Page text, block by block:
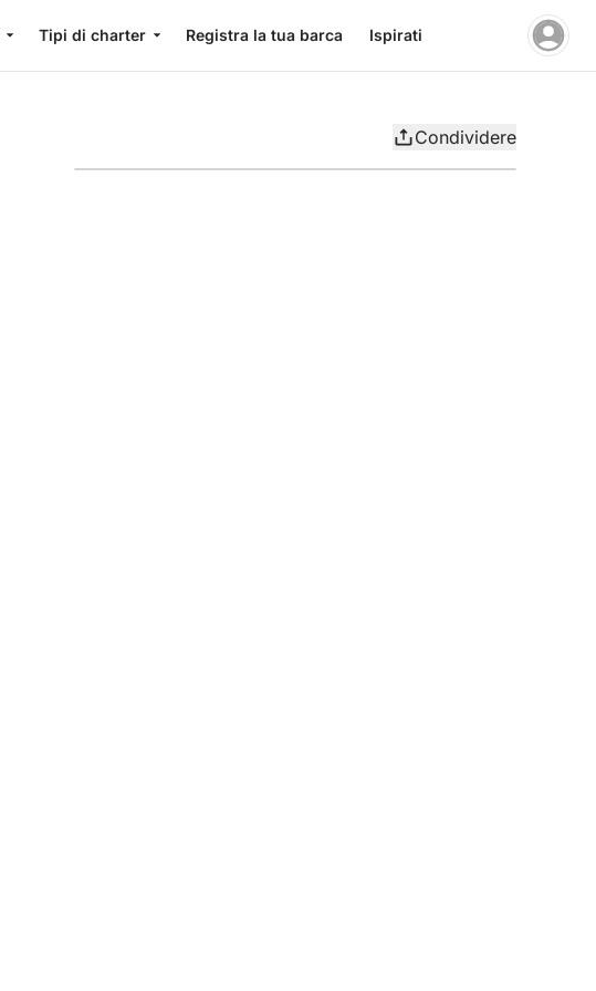
Tipi di charter Registra la tua barca Ispirati
Condividere